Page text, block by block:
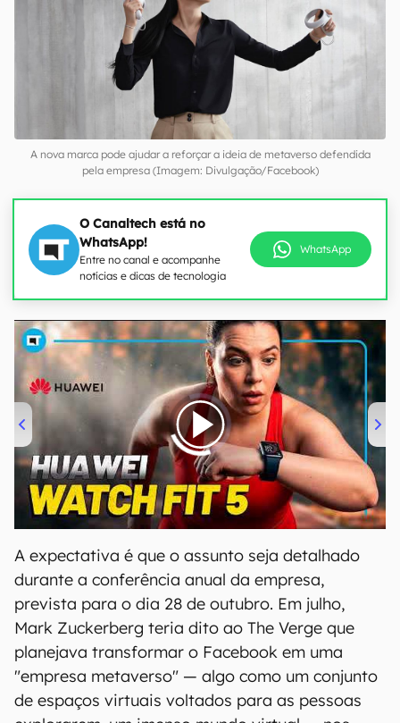
A nova marca pode ajudar a reforçar a ideia de metaverso defendida
pela empresa (Imagem: Divulgação/Facebook)
O Canaltech está no
WhatsApp!
Entre no canal e acompanhe
notícias e dicas de tecnologia
WhatsApp
00:00/04:51
A expectativa é que o assunto seja detalhado
durante a conferência anual da empresa,
prevista para o dia 28 de outubro. Em julho,
Mark Zuckerberg teria dito ao The Verge que
planejava transformar o Facebook em uma
"empresa metaverso" — algo como um conjunto
de espaços virtuais voltados para as pessoas